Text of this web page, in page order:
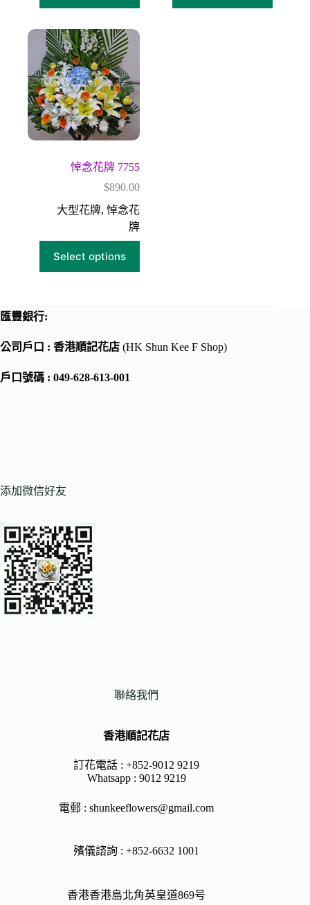
悼念花牌 7755
$890.00
大型花牌, 悼念花
牌
Select options
匯豐銀行:
公司戶口 : 香港順記花店 (HK Shun Kee F Shop)
戶口號碼 : 049-628-613-001
添加微信好友
聯絡我們
香港順記花店
訂花電話 : +852-9012 9219
Whatsapp : 9012 9219
電郵 :shunkeeflowers@gmail.com
殯儀諮詢 : +852-6632 1001
香港香港島北角英皇道869号